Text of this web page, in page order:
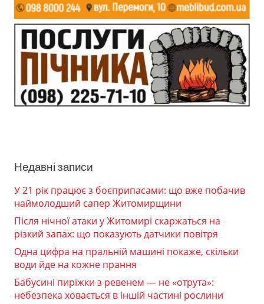
Недавні записи
У 21 рік працює з боєприпасами: що вже побачив
наймолодший сапер Житомирщини
Після нічної атаки у Житомирі скаржаться на
різкий запах: що показують датчики повітря
Одна цифра на пральній машині покаже, скільки
води йде на кожне прання
Бабусині пиріжки з ревенем — не «отрута»:
небезпека ховається в іншій частині рослини